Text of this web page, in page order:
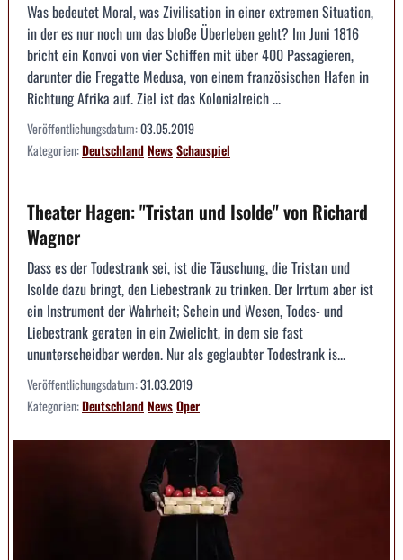
Was bedeutet Moral, was Zivilisation in einer extremen Situation,
in der es nur noch um das bloße Überleben geht? Im Juni 1816
bricht ein Konvoi von vier Schiffen mit über 400 Passagieren,
darunter die Fregatte Medusa, von einem französischen Hafen in
Richtung Afrika auf. Ziel ist das Kolonialreich ...
Veröffentlichungsdatum:03.05.2019
Kategorien:DeutschlandNewsSchauspiel
Theater Hagen: "Tristan und Isolde" von Richard
Wagner
Dass es der Todestrank sei, ist die Täuschung, die Tristan und
Isolde dazu bringt, den Liebestrank zu trinken. Der Irrtum aber ist
ein Instrument der Wahrheit; Schein und Wesen, Todes- und
Liebestrank geraten in ein Zwielicht, in dem sie fast
ununterscheidbar werden. Nur als geglaubter Todestrank is...
Veröffentlichungsdatum:31.03.2019
Kategorien:DeutschlandNewsOper